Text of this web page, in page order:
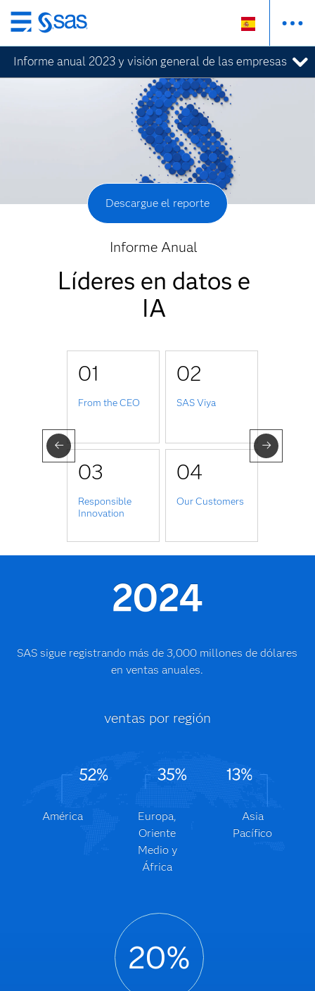
Ir
al
principal
Informe anual 2023 y visión general de las empresas
Informe Anual
Líderes en datos e
IA
Descargue el reporte
01
From the CEO
02
SAS Viya
03
Responsible
Innovation
04
Our Customers
2024
SAS sigue registrando más de 3,000 millones de dólares
en ventas anuales.
ventas por región
América
Europa,
Oriente
Medio y
África
Asia
Pacífico